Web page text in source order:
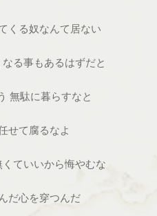
くる奴なんて居ない
る事もあるはずだと
無駄に暮らすなと
せて腐るなよ
ていいから悔やむな
だ心を穿つんだ